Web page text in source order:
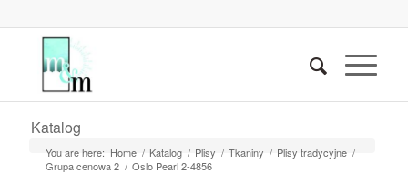
Katalog
You are here: Home / Katalog / Plisy / Tkaniny / Plisy tradycyjne /
Grupa cenowa 2 / Oslo Pearl 2-4856